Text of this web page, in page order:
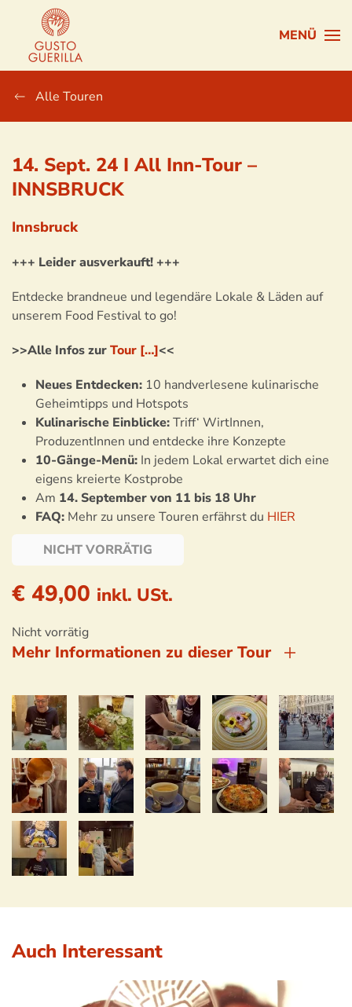
Zum Hauptinhalt springen
MENÜ
Alle Touren
14. Sept. 24 I All Inn-Tour –
INNSBRUCK
Innsbruck
+++ Leider ausverkauft! +++
Entdecke brandneue und legendäre Lokale & Läden auf
unserem Food Festival to go!
>>Alle Infos zurTour […]<<
Neues Entdecken: 10 handverlesene kulinarische
Geheimtipps und Hotspots
Kulinarische Einblicke:Triff‘ WirtInnen,
ProduzentInnen und entdecke ihre Konzepte
10-Gänge-Menü: In jedem Lokal erwartet dich eine
eigens kreierte Kostprobe
Am 14. Septembervon 11 bis 18 Uhr
FAQ: Mehr zu unsere Touren erfährst du HIER
NICHT VORRÄTIG
€ 49,00 inkl. USt.
Nicht vorrätig
Mehr Informationen zu dieser Tour
Auch Interessant